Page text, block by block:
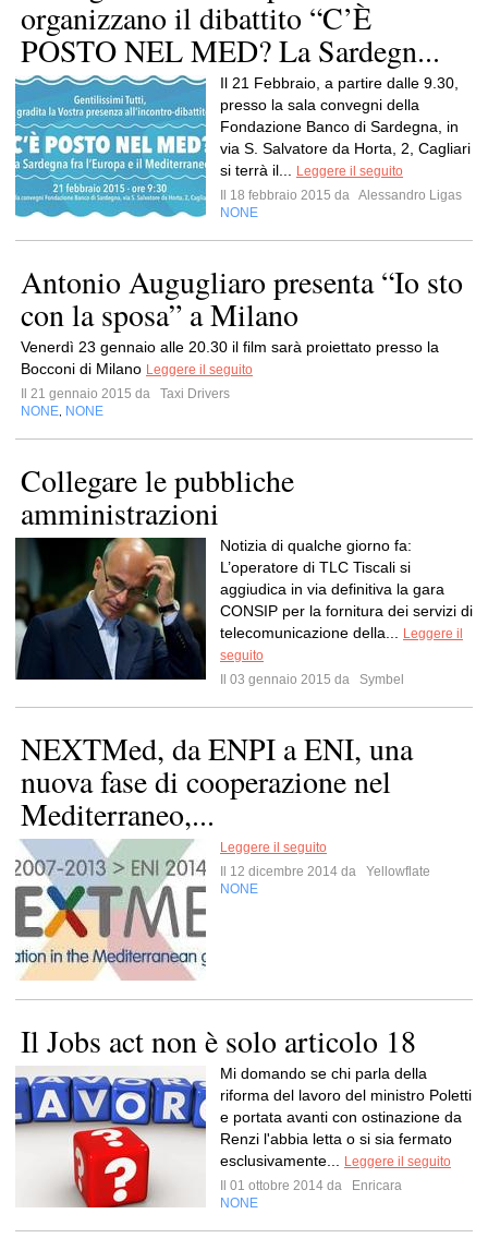
organizzano il dibattito “C’È
POSTO NEL MED? La Sardegn...
Il 21 Febbraio, a partire dalle 9.30,
presso la sala convegni della
Fondazione Banco di Sardegna, in
via S. Salvatore da Horta, 2, Cagliari
si terrà il...
Leggere il seguito
Il 18 febbraio 2015 da Alessandro Ligas
NONE
Antonio Augugliaro presenta “Io sto
con la sposa” a Milano
Venerdì 23 gennaio alle 20.30 il film sarà proiettato presso la
Bocconi di Milano Leggere il seguito
Il 21 gennaio 2015 da
Taxi Drivers
NONE NONE
Collegare le pubbliche
amministrazioni
Notizia di qualche giorno fa:
L’operatore di TLC Tiscali si
aggiudica in via definitiva la gara
CONSIP per la fornitura dei servizi di
telecomunicazione della...
Leggere il
seguito
Il 03 gennaio 2015 da
Symbel
NEXTMed, da ENPI a ENI, una
nuova fase di cooperazione nel
Mediterraneo,...
Leggere il seguito
Il 12 dicembre 2014 da
Yellowflate
NONE
Il Jobs act non è solo articolo 18
Mi domando se chi parla della
riforma del lavoro del ministro Poletti
e portata avanti con ostinazione da
Renzi l'abbia letta o si sia fermato
esclusivamente...
Leggere il seguito
Il 01 ottobre 2014 da
Enricara
NONE